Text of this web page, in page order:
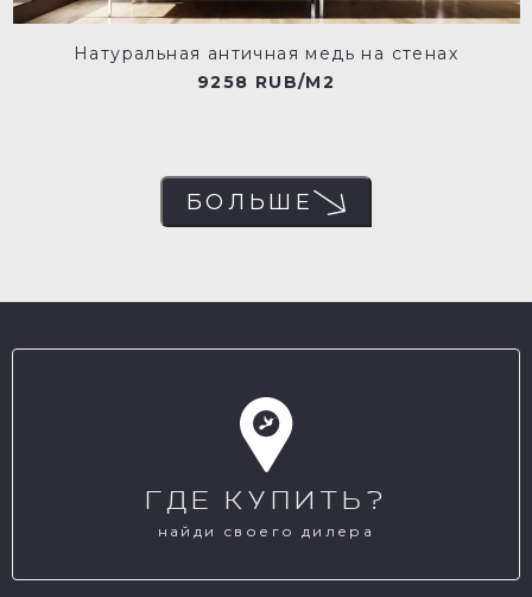
Натуральная античная медь на стенах
9258 RUB/M2
БОЛЬШЕ
ГДЕ КУПИТЬ?
найди своего дилера